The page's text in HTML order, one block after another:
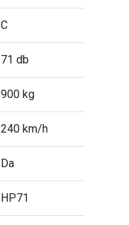
C
71 db
900 kg
240 km/h
Da
HP71